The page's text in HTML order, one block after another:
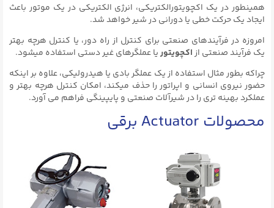
همینطور در یک اکچویتورالکتریکی، انرژی الکتریکی در یک موتور باعث
ایجاد یک حرکت خطی یا دورانی در شیر خواهد شد.
امروزه در فرآیندهای صنعتی برای کنترل از راه دور، یا کنترل هرچه بهتر
یک فرآیند صنعتی ازاکچویتوریا عملگرهای غیر دستی استفاده میشود.
چراکه بطور مثال استفاده از یک عملگر بادی یا هیدرولیکی، علاوه بر اینکه
حضور نیروی انسانی و اپراتور را حذف میکند، امکان کنترل هرچه بهتر و
عملکرد بهینه تری را در شیرآلات صنعتی و پایپینگی فراهم می آورد.
محصولات Actuator برقی